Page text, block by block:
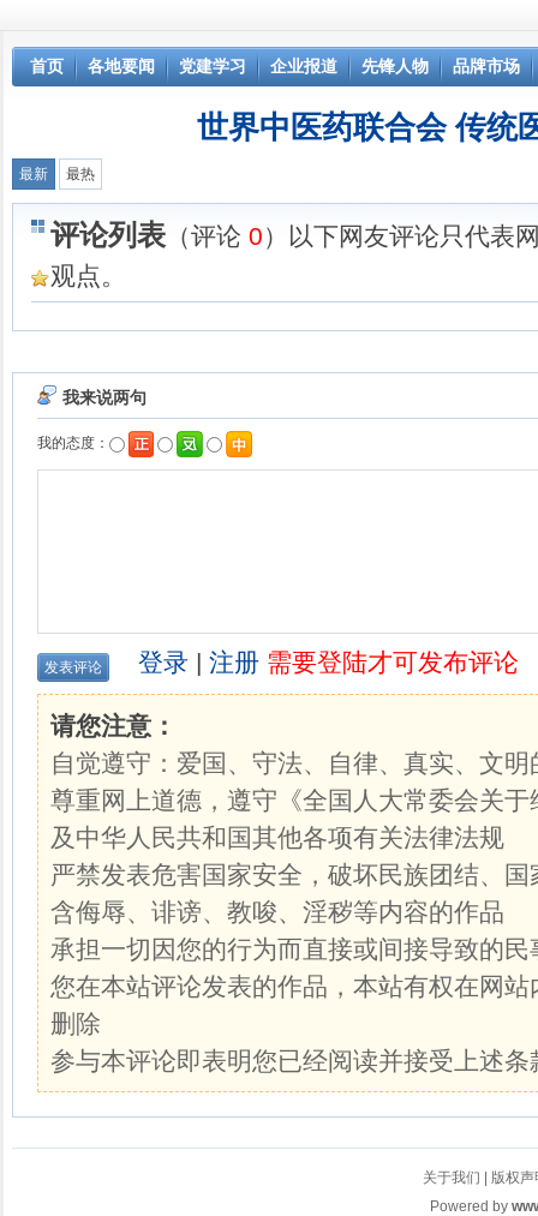
首页 各地要闻 党建学习 企业报道 先锋人物 品牌市场
世界中医药联合会 传
最新 最热
评论列表 （评论 0）以下网友评论只代表
观点。
我来说两句
我的态度：
登录 | 注册 需要登陆才可发布评论
请您注意：
自觉遵守：爱国、守法、自律、真实、文明
尊重网上道德，遵守《全国人大常委会关
及中华人民共和国其他各项有关法律法规
严禁发表危害国家安全，破坏民族团结、
含侮辱、诽谤、教唆、淫秽等内容的作品
承担一切因您的行为而直接或间接导致的
您在本站评论发表的作品，本站有权在网
删除
参与本评论即表明您已经阅读并接受上述条
关于我们 | 版权声
Powered by